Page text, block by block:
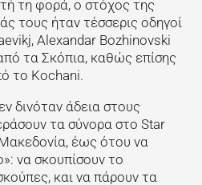
τη φορά, ο στόχος της
τους ήταν τέσσερις οδηγοί
Alexandar Bozhinovski
τα Σκόπια, καθώς επίσης
το Kochani.
δινόταν άδεια στους
τα σύνορα στο Star
έως ότου να
να σκουπίσουν το
και να πάρουν τα